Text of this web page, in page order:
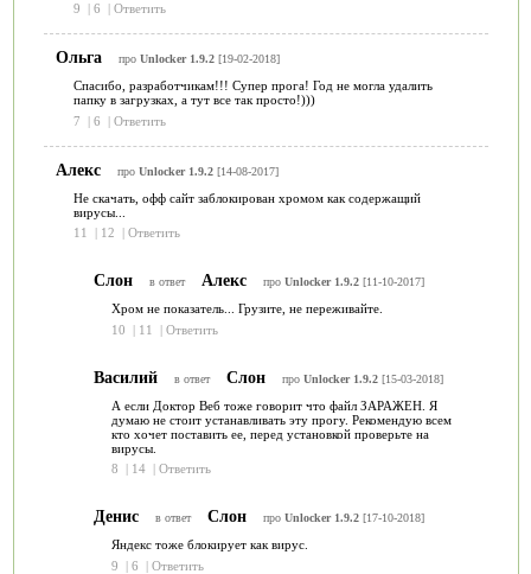
9
| 6 | Ответить
Ольга про Unlocker 1.9.2[19-02-2018]
Спасибо, разработчикам!!! Супер прога! Год не могла удалить
папку в загрузках, а тут все так просто!)))
7
| 6 | Ответить
Алекс про Unlocker 1.9.2[14-08-2017]
Не скачать, офф сайт заблокирован хромом как содержащий
вирусы...
11
| 12 | Ответить
Слон в ответ Алекс про Unlocker 1.9.2[11-10-2017]
Хром не показатель... Грузите, не переживайте.
10
| 11 | Ответить
Василий в ответ Слон про Unlocker 1.9.2[15-03-2018]
А если Доктор Веб тоже говорит что файл ЗАРАЖЕН. Я
думаю не стоит устанавливать эту прогу. Рекомендую всем
кто хочет поставить ее, перед установкой проверьте на
вирусы.
8
| 14 | Ответить
Денис в ответ Слон про Unlocker 1.9.2[17-10-2018]
Яндекс тоже блокирует как вирус.
9
| 6 | Ответить